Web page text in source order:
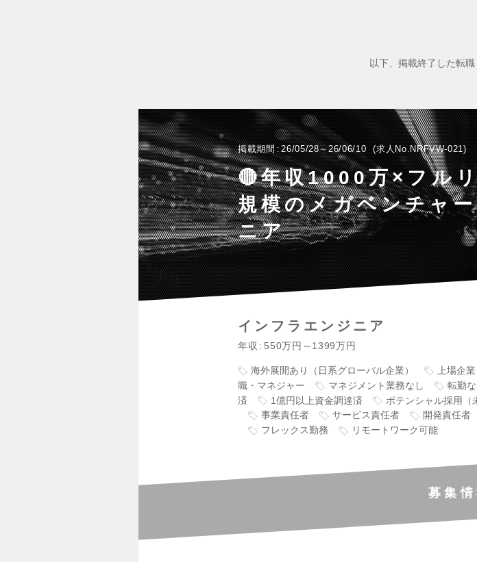
以下、掲載終了した転職
掲載期間 26/05/28～26/06/10 求人No.NRFVW-021
🔴年収1000万×フル
規模のメガベンチャ
ニア
インフラエンジニア
年収 550万円～1399万円
海外展開あり（日系グローバル企業） 上場企業
職・マネジャー
マネジメント業務なし 転勤
済
1億円以上資金調達済 ポテンシャル採用（
事業責任者
サービス責任者 開発責任者
フレックス勤務
リモートワーク可能
募集情